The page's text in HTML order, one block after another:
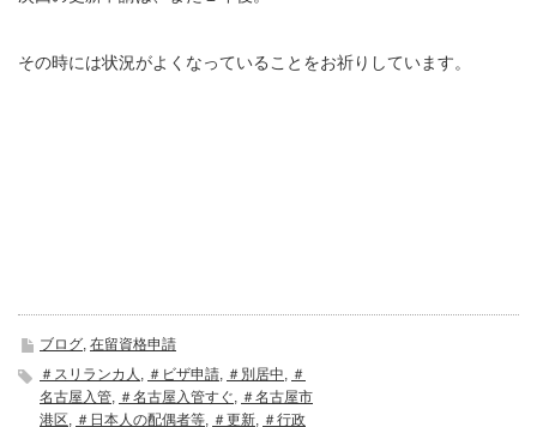
その時には状況がよくなっていることをお祈りしています。
ブログ, 在留資格申請
＃スリランカ人 , ＃ビザ申請, ＃別居中, ＃
名古屋入管, ＃名古屋入管すぐ, ＃名古屋市
港区, ＃日本人の配偶者等, ＃更新, ＃行政